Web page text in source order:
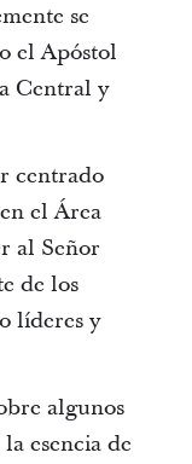
se
el Apóstol
Central y
centrado
el Área
al Señor
de los
líderes y
algunos
esencia de